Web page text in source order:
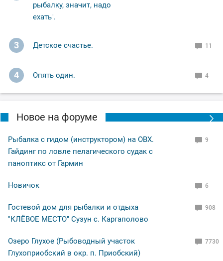
рыбалку, значит, надо
ехать".
3 Детское счастье. 11
4 Опять один. 4
Новое на форуме
Рыбалка с гидом (инструктором) на ОВХ.
Гайдинг по ловле пелагического судак с
паноптикс от Гармин
9
Новичок 6
Гостевой дом для рыбалки и отдыха
"КЛЁВОЕ МЕСТО" Сузун с. Каргаполово
908
Озеро Глухое (Рыбоводный участок
Глухоприобский в окр. п. Приобский)
7730